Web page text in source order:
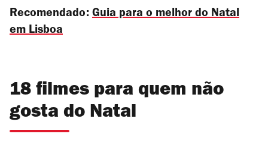
Recomendado: Guia para o melhor do Natal
em Lisboa
18 filmes para quem não
gosta do Natal